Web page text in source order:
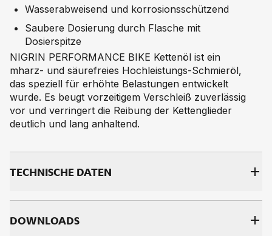
Wasserabweisend und korrosionsschützend
Saubere Dosierung durch Flasche mit
Dosierspitze
NIGRIN PERFORMANCE BIKE Kettenöl ist ein
mharz- und säurefreies Hochleistungs-Schmieröl,
das speziell für erhöhte Belastungen entwickelt
wurde. Es beugt vorzeitigem Verschleiß zuverlässig
vor und verringert die Reibung der Kettenglieder
deutlich und lang anhaltend.
TECH­NI­SCHE DA­TEN
DOWNLOADS